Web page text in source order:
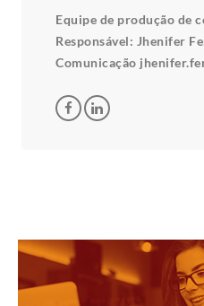
Equipe de produção de
Responsável: Jhenifer
Comunicação